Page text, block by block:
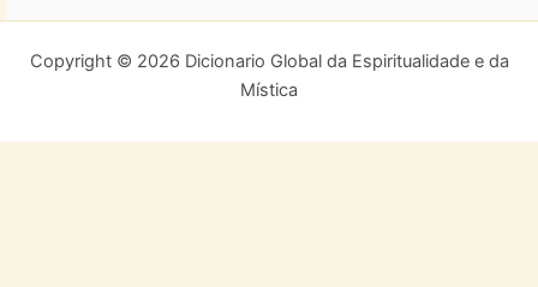
Copyright © 2026 Dicionario Global da Espiritualidade e da
Mística